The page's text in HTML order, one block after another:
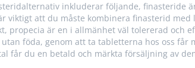
inkluderar följande, finasteride
viktigt att du måste kombinera finasterid
propecia är en i allmänhet väl tolererad och
föda, genom att ta tabletterna hos oss
får du en betald och märkta försäljning av